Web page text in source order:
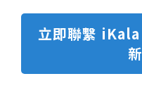
立即聯繫